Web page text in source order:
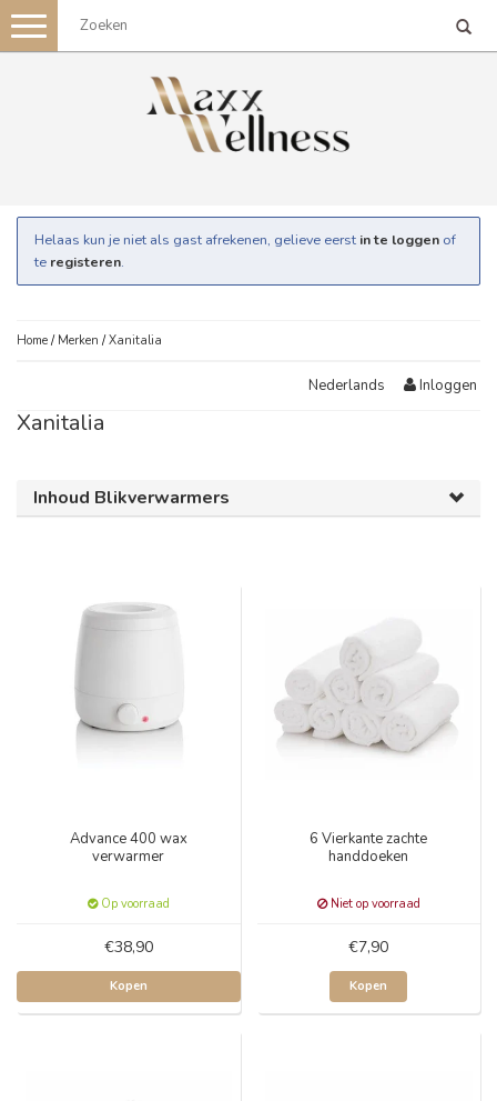
Toggle
navigation
Helaas kun je niet als gast afrekenen, gelieve eerst in te loggen of
te registeren.
Home / Merken /Xanitalia
Nederlands Inloggen
Xanitalia
Inhoud Blikverwarmers
Advance 400 wax
verwarmer
Op voorraad
€38,90
Kopen
6 Vierkante zachte
handdoeken
Niet op voorraad
€7,90
Kopen